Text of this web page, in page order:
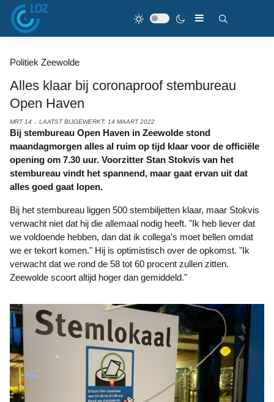
Politiek Zeewolde
Alles klaar bij coronaproof stembureau
Open Haven
MRT 14 LAATST BIJGEWERKT: 14 MAART 2022
Bij stembureau Open Haven in Zeewolde stond
maandagmorgen alles al ruim op tijd klaar voor de officiële
opening om 7.30 uur. Voorzitter Stan Stokvis van het
stembureau vindt het spannend, maar gaat ervan uit dat
alles goed gaat lopen.
Bij het stembureau liggen 500 stembiljetten klaar, maar Stokvis
verwacht niet dat hij die allemaal nodig heeft. "Ik heb liever dat
we voldoende hebben, dan dat ik collega's moet bellen omdat
we er tekort komen." Hij is optimistisch over de opkomst. "Ik
verwacht dat we rond de 58 tot 60 procent zullen zitten.
Zeewolde scoort altijd hoger dan gemiddeld."